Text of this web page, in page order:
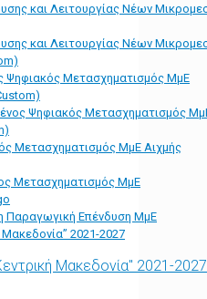
και Λειτουργίας Νέων
και Λειτουργίας Νέων
Ψηφιακός Μετασχηματισμός ΜμΕ
Ψηφιακός Μετασχηματισμός
Μετασχηματισμός ΜμΕ Αιχμής
Μετασχηματισμός ΜμΕ
Παραγωγική Επένδυση ΜμΕ
2021-2027
Μακεδονία" 2021-2027